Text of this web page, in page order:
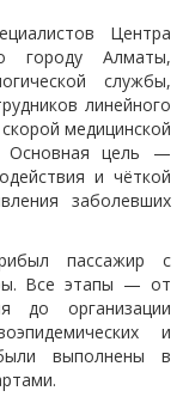
Центра
городу Алматы,
службы,
линейного
медицинской
Основная цель —
и чёткой
заболевших
пассажир с
Все этапы — от
до организации
и
выполнены в